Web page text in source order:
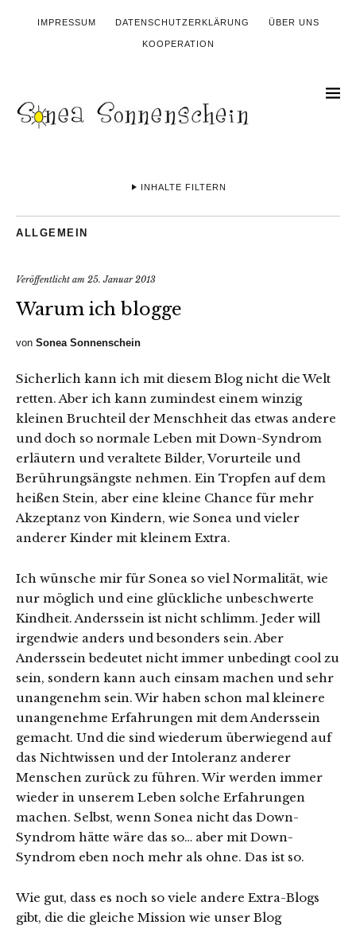
IMPRESSUM DATENSCHUTZERKLÄRUNG ÜBER UNS
KOOPERATION
INHALTE FILTERN
ALLGEMEIN
Veröffentlicht am 25. Januar 2013
Warum ich blogge
von Sonea Sonnenschein
Sicherlich kann ich mit diesem Blog nicht die Welt
retten. Aber ich kann zumindest einem winzig
kleinen Bruchteil der Menschheit das etwas andere
und doch so normale Leben mit Down-Syndrom
erläutern und veraltete Bilder, Vorurteile und
Berührungsängste nehmen. Ein Tropfen auf dem
heißen Stein, aber eine kleine Chance für mehr
Akzeptanz von Kindern, wie Sonea und vieler
anderer Kinder mit kleinem Extra.
Ich wünsche mir für Sonea so viel Normalität, wie
nur möglich und eine glückliche unbeschwerte
Kindheit. Anderssein ist nicht schlimm. Jeder will
irgendwie anders und besonders sein. Aber
Anderssein bedeutet nicht immer unbedingt cool zu
sein, sondern kann auch einsam machen und sehr
unangenehm sein. Wir haben schon mal kleinere
unangenehme Erfahrungen mit dem Anderssein
gemacht. Und die sind wiederum überwiegend auf
das Nichtwissen und der Intoleranz anderer
Menschen zurück zu führen. Wir werden immer
wieder in unserem Leben solche Erfahrungen
machen. Selbst, wenn Sonea nicht das Down-
Syndrom hätte wäre das so… aber mit Down-
Syndrom eben noch mehr als ohne. Das ist so.
Wie gut, dass es noch so viele andere Extra-Blogs
gibt, die die gleiche Mission wie unser Blog